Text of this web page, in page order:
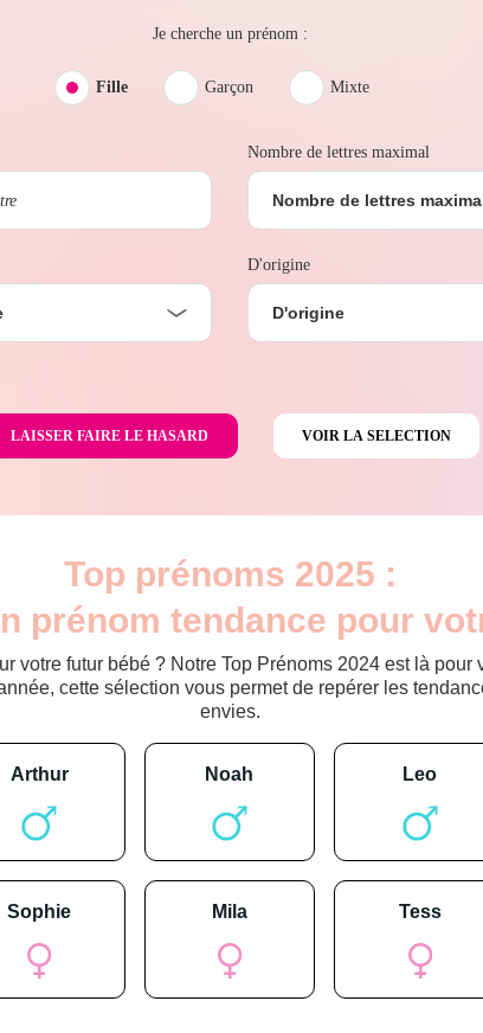
Je cherche un prénom :
Fille Garçon Mixte
Nombre de lettres maximal
Nombre de lettres
D'origine
D'origine
Top prénoms 2025 :
prénom tendance pour
votre futur bébé ? Notre Top Prénoms 2024 est là
cette sélection vous permet de repérer les
envies.
arthur noah leo
sophie mila tess